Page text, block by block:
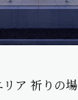
ア 祈りの場